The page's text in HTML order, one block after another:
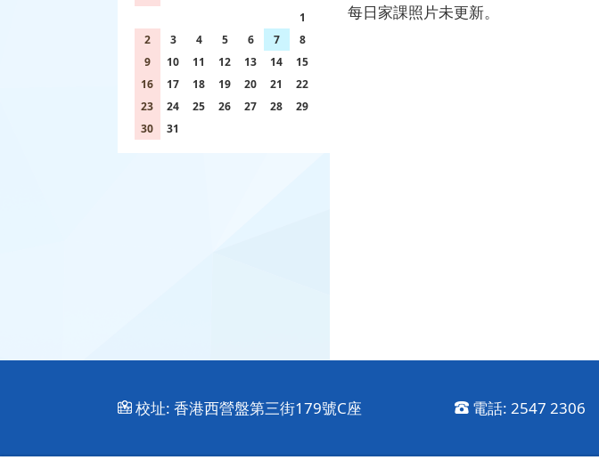
每日家課照片未更新。
1
2
3 4 5 6 7
8
9
10 11 12 13 14
15
16
17 18 19 20 21
22
23
24 25 26 27 28
29
30
31
校址: 香港西營盤第三街179號C座 電話: 2547 2306